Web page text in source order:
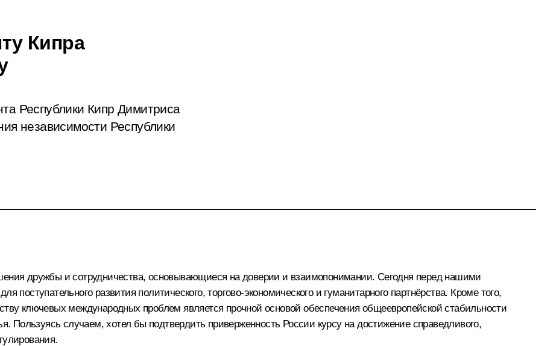
Кипра
Республики Кипр Димитриса
независимости Республики
дружбы и сотрудничества, основывающиеся на доверии и взаимопонимании. Сегодня перед нашими
поступательного развития политического, торгово-экономического и гуманитарного партнёрства. Кроме того,
ключевых международных проблем является прочной основой обеспечения общеевропейской стабильности
Пользуясь случаем, хотел бы подтвердить приверженность России курсу на достижение справедливого,